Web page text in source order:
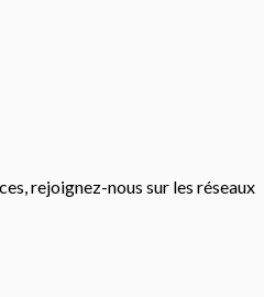
rejoignez-nous sur les réseaux